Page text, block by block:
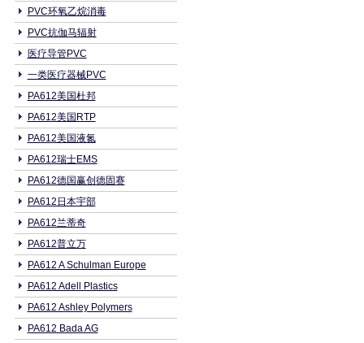
PVC环氧乙烷消毒
PVC抗伽马辐射
医疗导管PVC
一类医疗器械PVC
PA612美国杜邦
PA612美国RTP
PA612美国液氮
PA612瑞士EMS
PA612德国赢创德固赛
PA612日本宇部
PA612兰蒂奇
PA612普立万
PA612 A Schulman Europe
PA612 Adell Plastics
PA612 Ashley Polymers
PA612 Bada AG